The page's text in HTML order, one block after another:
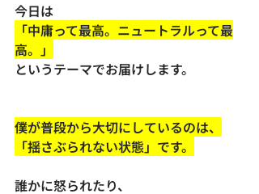
今日は
「中庸って最高。ニュートラルって最
高。」
というテーマでお届けします。
僕が普段から大切にしているのは、
「揺さぶられない状態」です。
誰かに怒られたり、